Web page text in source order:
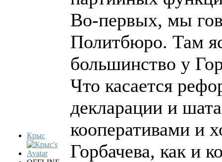
Крыс
Во-первых, мы
Политбюро. Там
большинство у
Что касается
декларации и
кооперативами и
Горбачева, как и